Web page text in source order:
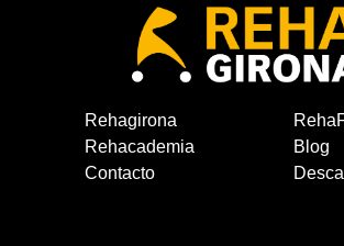
Rehagirona
Rehacademia
Blog
Contacto